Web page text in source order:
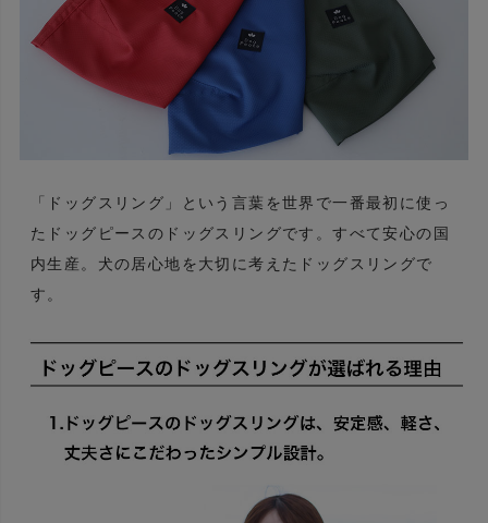
「ドッグスリング」という言葉を世界で一番最初に使っ
たドッグピースのドッグスリングです。すべて安心の国
内生産。犬の居心地を大切に考えたドッグスリングで
す。